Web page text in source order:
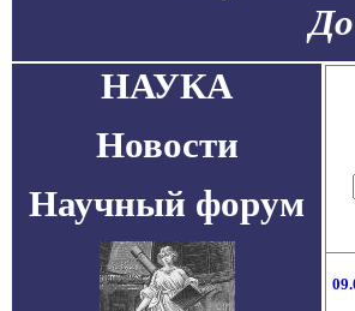
НАУКА
Новости
Научный форум